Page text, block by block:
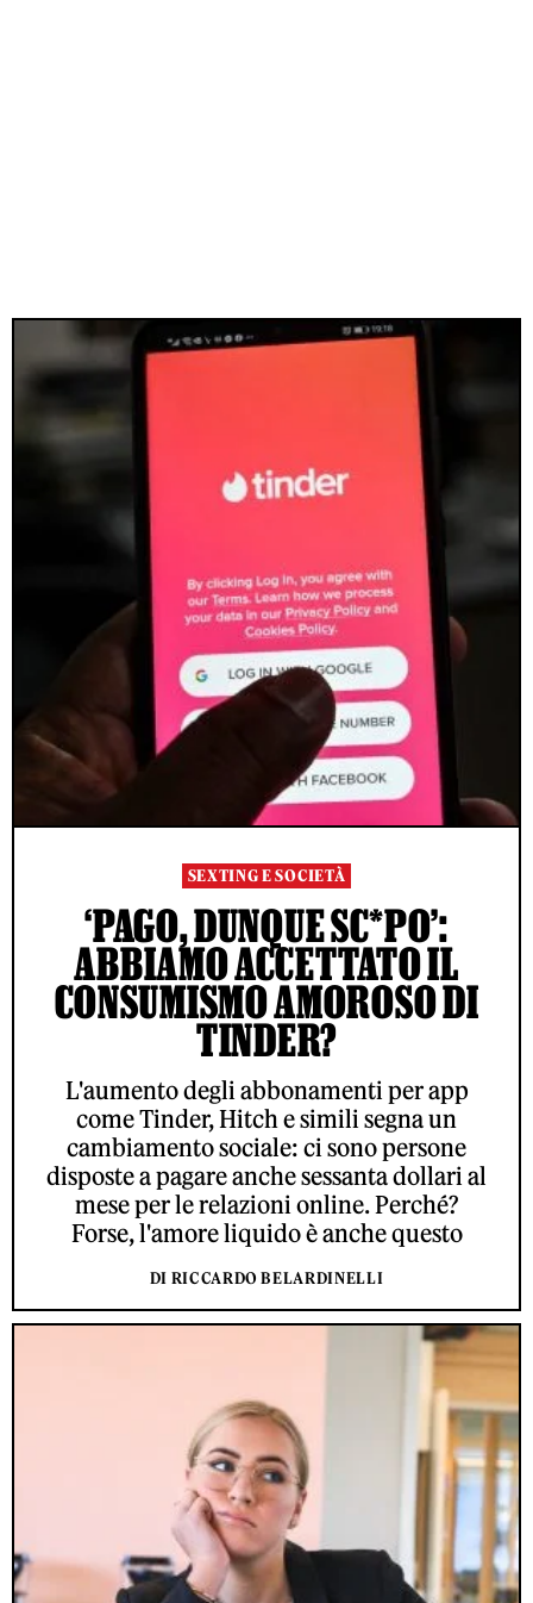
SEXTING E SOCIETÀ
‘PAGO, DUNQUE SC*PO’:
ABBIAMO ACCETTATO IL
CONSUMISMO AMOROSO DI
TINDER?
L'aumento degli abbonamenti per app
come Tinder, Hitch e simili segna un
cambiamento sociale: ci sono persone
disposte a pagare anche sessanta dollari al
mese per le relazioni online. Perché?
Forse, l'amore liquido è anche questo
DI RICCARDO BELARDINELLI